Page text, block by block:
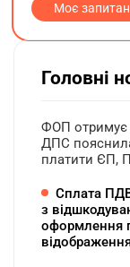
Моє
Головні
ФОП отримує
ДПС
платити ЄП,
Сплата
з
оформлення